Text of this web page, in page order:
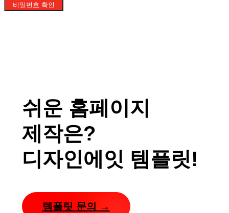
비밀번호 확인
쉬운 홈페이지
제작은?
디자인에잇 템플릿!
템플릿 문의 →